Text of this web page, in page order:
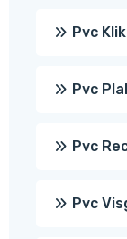
Pvc Klik
Pvc
Pvc
Pvc